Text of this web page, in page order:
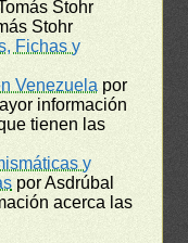
Stohr
Stohr
Fichas y
Venezuela por
información
tienen las
y
por Asdrúbal
acerca las